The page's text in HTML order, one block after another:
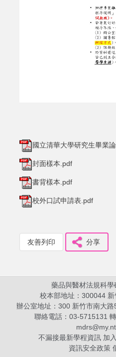
國立清華大學研究生畢業
封面樣本.pdf
書背樣本.pdf
校外口試申請表.pdf
友善列印 分享
藥品與醫材法規科
校本部地址：300044
辦公室地址：300 新竹市南大
聯絡電話：03-5715131
不漏接最新學程資訊 加
資訊安全政策